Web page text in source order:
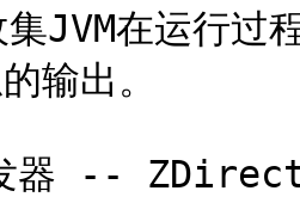
JVM在运行过
输出。
器 --